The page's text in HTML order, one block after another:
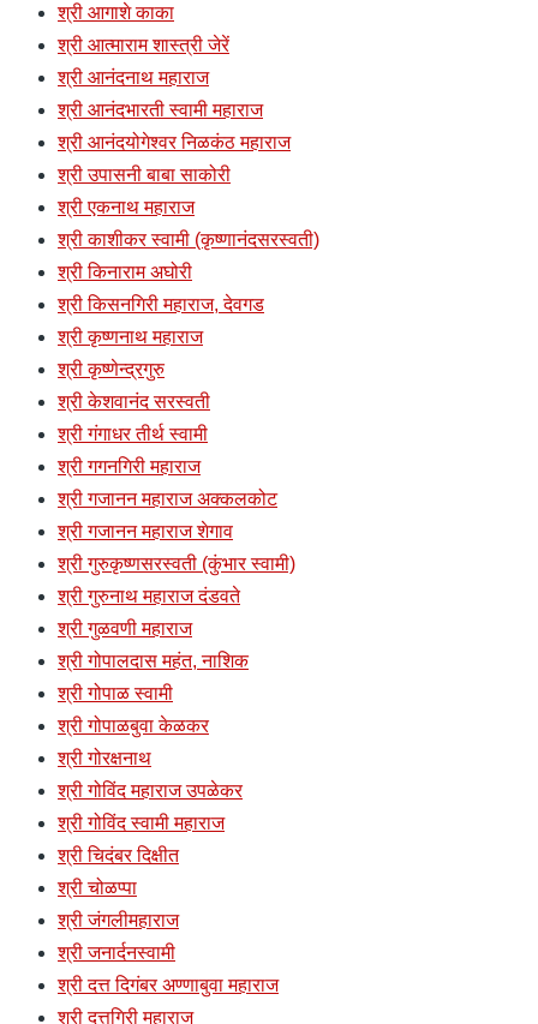
श्री आगाशे काका
श्री आत्माराम शास्त्री जेरें
श्री आनंदनाथ महाराज
श्री आनंदभारती स्वामी महाराज
श्री आनंदयोगेश्वर निळकंठ महाराज
श्री उपासनी बाबा साकोरी
श्री एकनाथ महाराज
श्री काशीकर स्वामी (कृष्णानंदसरस्वती)
श्री किनाराम अघोरी
श्री किसनगिरी महाराज, देवगड
श्री कृष्णनाथ महाराज
श्री कृष्णेन्द्रगुरु
श्री केशवानंद सरस्वती
श्री गंगाधर तीर्थ स्वामी
श्री गगनगिरी महाराज
श्री गजानन महाराज अक्कलकोट
श्री गजानन महाराज शेगाव
श्री गुरुकृष्णसरस्वती (कुंभार स्वामी)
श्री गुरुनाथ महाराज दंडवते
श्री गुळवणी महाराज
श्री गोपालदास महंत, नाशिक
श्री गोपाळ स्वामी
श्री गोपाळबुवा केळकर
श्री गोरक्षनाथ
श्री गोविंद महाराज उपळेकर
श्री गोविंद स्वामी महाराज
श्री चिदंबर दिक्षीत
श्री चोळप्पा
श्री जंगलीमहाराज
श्री जनार्दनस्वामी
श्री दत्त दिगंबर अण्णाबुवा महाराज
श्री दत्तगिरी महाराज